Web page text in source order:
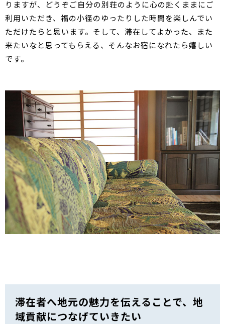
りますが、どうぞご自分の別荘のように心の赴くままにご
利用いただき、福の小径のゆったりした時間を楽しんでい
ただけたらと思います。そして、滞在してよかった、また
来たいなと思ってもらえる、そんなお宿になれたら嬉しい
です。
滞在者へ地元の魅力を伝えることで、地
域貢献につなげていきたい